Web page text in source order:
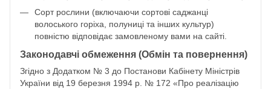
Сорт рослини (включаючи сортові саджанці
волоського горіха, полуниці та інших культур)
повністю відповідає замовленому вами на сайті.
Законодавчі обмеження (Обмін та повернення)
Згідно з Додатком № 3 до Постанови Кабінету Міністрів
України від 19 березня 1994 р. № 172 «Про реалізацію